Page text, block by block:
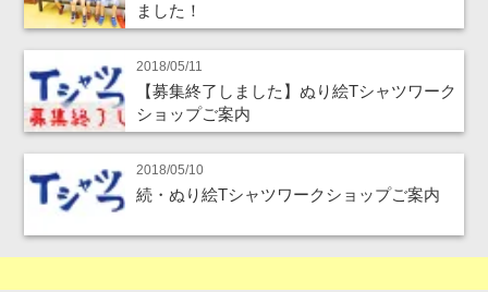
ました！
2018/05/11
【募集終了しました】ぬり絵Tシャツワーク
ショップご案内
2018/05/10
続・ぬり絵Tシャツワークショップご案内